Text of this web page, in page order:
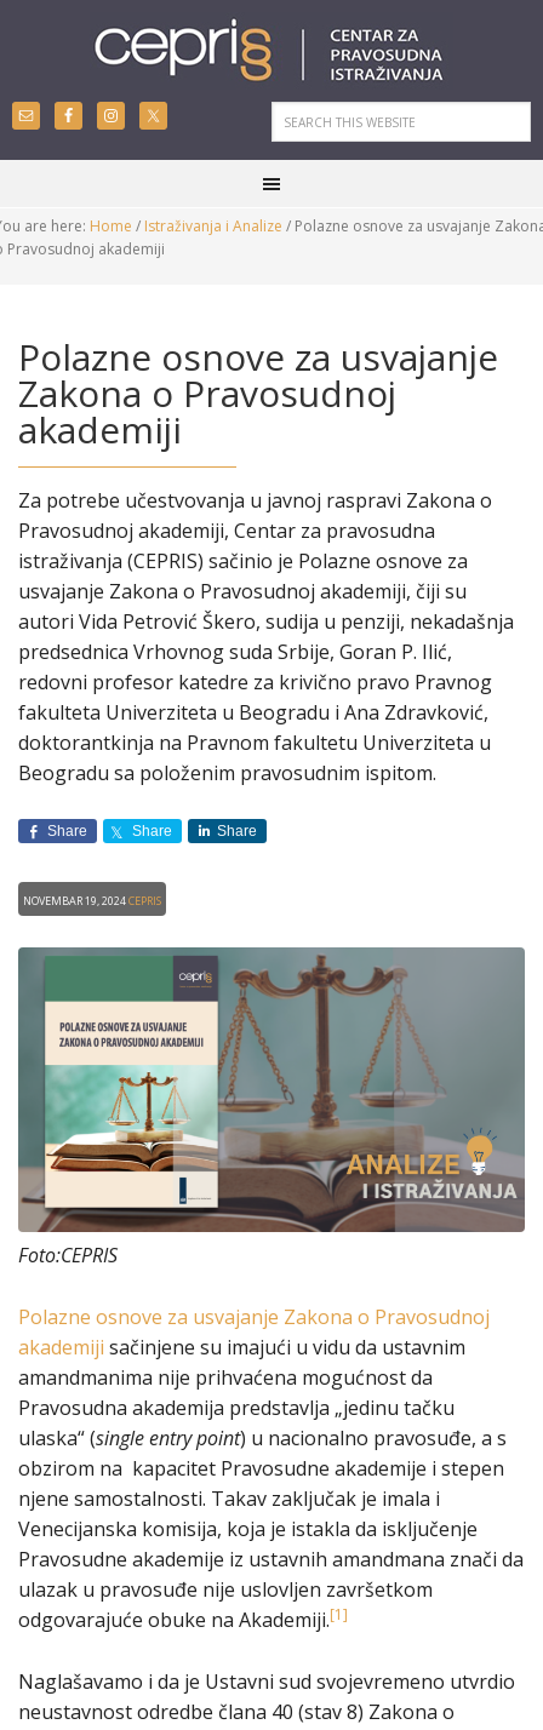
are here: Home / Istraživanja i Analize / Polazne osnove za usvajanje
Pravosudnoj akademiji
Polazne osnove za usvajanje
Zakona o Pravosudnoj
akademiji
Za potrebe učestvovanja u javnoj raspravi Zakona o
Pravosudnoj akademiji, Centar za pravosudna
istraživanja (CEPRIS) sačinio je Polazne osnove za
usvajanje Zakona o Pravosudnoj akademiji, čiji su
autori Vida Petrović Škero, sudija u penziji, nekadašnja
predsednica Vrhovnog suda Srbije, Goran P. Ilić,
redovni profesor katedre za krivično pravo Pravnog
fakulteta Univerziteta u Beogradu i Ana Zdravković,
doktorantkinja na Pravnom fakultetu Univerziteta u
Beogradu sa položenim pravosudnim ispitom.
Share Share Share
Novembar 19, 2024CEPRIS
Foto:CEPRIS
Polazne osnove za usvajanje Zakona o Pravosudnoj
akademiji sačinjene su imajući u vidu da ustavnim
amandmanima nije prihvaćena mogućnost da
Pravosudna akademija predstavlja „jedinu tačku
ulaska“ (single entry point) u nacionalno pravosuđe, a s
obzirom na kapacitet Pravosudne akademije i stepen
njene samostalnosti. Takav zaključak je imala i
Venecijanska komisija, koja je istakla da isključenje
Pravosudne akademije iz ustavnih amandmana znači da
ulazak u pravosuđe nije uslovljen završetkom
odgovarajuće obuke na Akademiji.[1]
Naglašavamo i da je Ustavni sud svojevremeno utvrdio
neustavnost odredbe člana 40 (stav 8) Zakona o